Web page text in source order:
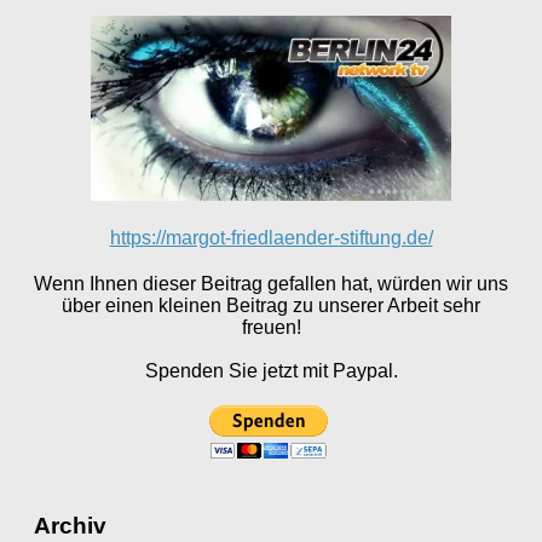
https://margot-friedlaender-stiftung.de/
Wenn Ihnen dieser Beitrag gefallen hat, würden wir uns
über einen kleinen Beitrag zu unserer Arbeit sehr
freuen!
Spenden Sie jetzt mit Paypal.
Archiv